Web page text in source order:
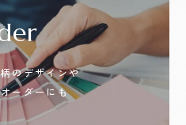
のデザインや
ーダーにも